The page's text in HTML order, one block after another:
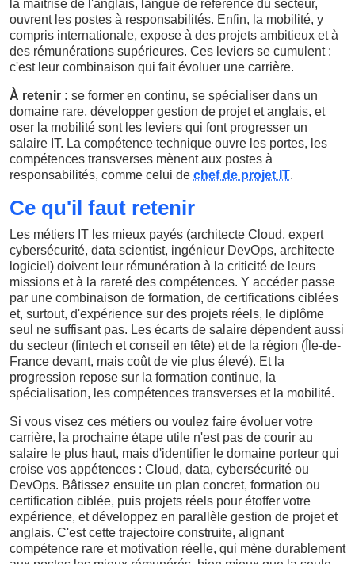
la maîtrise de l'anglais, langue de référence du secteur,
ouvrent les postes à responsabilités. Enfin, la mobilité, y
compris internationale, expose à des projets ambitieux et à
des rémunérations supérieures. Ces leviers se cumulent :
c'est leur combinaison qui fait évoluer une carrière.
À retenir : se former en continu, se spécialiser dans un
domaine rare, développer gestion de projet et anglais, et
oser la mobilité sont les leviers qui font progresser un
salaire IT. La compétence technique ouvre les portes, les
compétences transverses mènent aux postes à
responsabilités, comme celui de chef de projet IT.
Ce qu'il faut retenir
Les métiers IT les mieux payés (architecte Cloud, expert
cybersécurité, data scientist, ingénieur DevOps, architecte
logiciel) doivent leur rémunération à la criticité de leurs
missions et à la rareté des compétences. Y accéder passe
par une combinaison de formation, de certifications ciblées
et, surtout, d'expérience sur des projets réels, le diplôme
seul ne suffisant pas. Les écarts de salaire dépendent aussi
du secteur (fintech et conseil en tête) et de la région (Île-de-
France devant, mais coût de vie plus élevé). Et la
progression repose sur la formation continue, la
spécialisation, les compétences transverses et la mobilité.
Si vous visez ces métiers ou voulez faire évoluer votre
carrière, la prochaine étape utile n'est pas de courir au
salaire le plus haut, mais d'identifier le domaine porteur qui
croise vos appétences : Cloud, data, cybersécurité ou
DevOps. Bâtissez ensuite un plan concret, formation ou
certification ciblée, puis projets réels pour étoffer votre
expérience, et développez en parallèle gestion de projet et
anglais. C'est cette trajectoire construite, alignant
compétence rare et motivation réelle, qui mène durablement